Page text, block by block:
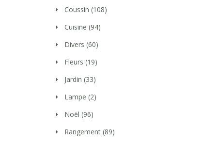
Coussin (108)
Cuisine (94)
Divers (60)
Fleurs (19)
Jardin (33)
Lampe (2)
Noël (96)
Rangement (89)